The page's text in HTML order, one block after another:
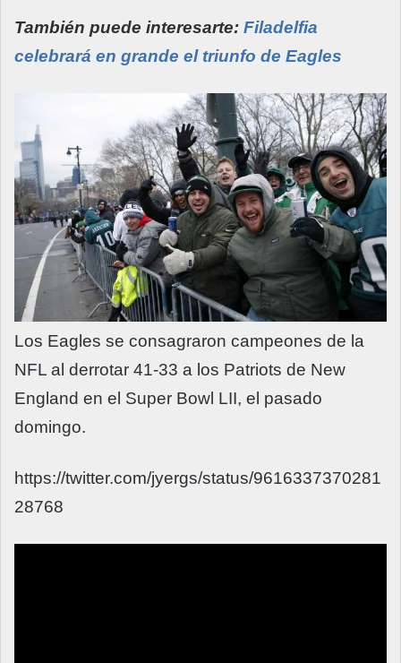
También puede interesarte: Filadelfia
celebrará en grande el triunfo de Eagles
Los Eagles se consagraron campeones de la
NFL al derrotar 41-33 a los Patriots de New
England en el Super Bowl LII, el pasado
domingo.
https://twitter.com/jyergs/status/9616337370281
28768